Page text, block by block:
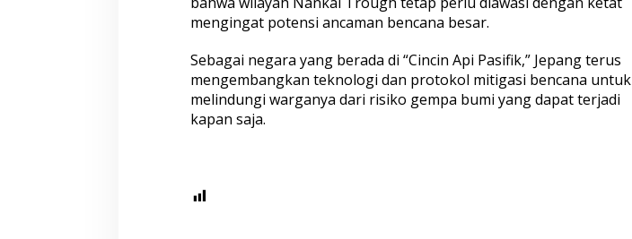
mengingat potensi ancaman bencana besar.
Sebagai negara yang berada di “Cincin Api Pasifik,” Jepang terus
mengembangkan teknologi dan protokol mitigasi bencana untuk
melindungi warganya dari risiko gempa bumi yang dapat terjadi
kapan saja.